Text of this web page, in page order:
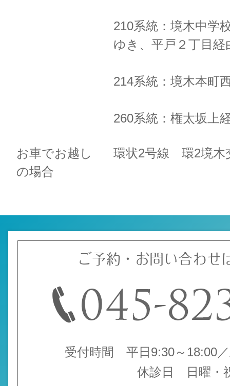
210系統：境木中学
ゆき、 平戸２丁目経
214系統：境木本町
260系統：権太坂上
お車でお越し
の場合
環状2号線 環2境木
ご予約・お問い合わせ
受付時間 平日9:30～18:00
休診日 日曜・